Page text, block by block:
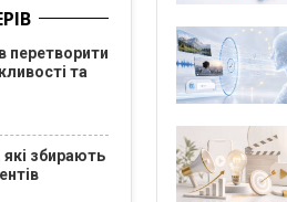
перетворити
та
які збирають